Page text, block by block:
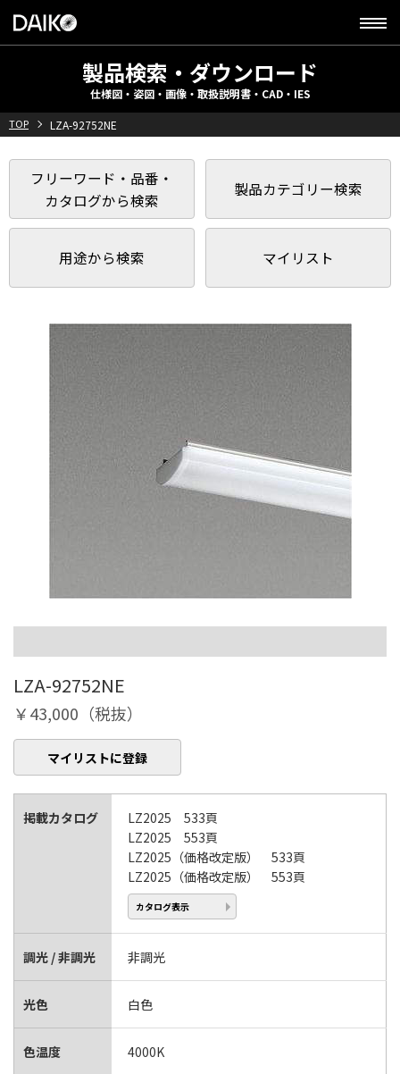
製品検索・ダウンロード
仕様図・姿図・画像・取扱説明書・CAD・IES
TOP LZA-92752NE
フリーワード・品番・
カタログから検索
製品カテゴリー検索
用途から検索 マイリスト
LZA-92752NE
￥43,000（税抜）
マイリストに登録
掲載カタログ
LZ2025 533頁
LZ2025 553頁
LZ2025（価格改定版） 533頁
LZ2025（価格改定版） 553頁
カタログ表示
調光 / 非調光 非調光
光色 白色
色温度 4000K